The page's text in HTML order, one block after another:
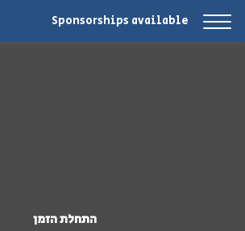
Sponsorships available
התחלת הזמן